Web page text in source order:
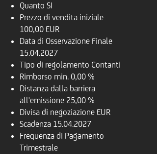
Quanto SI
Prezzo di vendita iniziale
100,00 EUR
Data di Osservazione Finale
15.04.2027
Tipo di regolamento Contanti
Rimborso min. 0,00 %
Distanza dalla barriera
all'emissione 25,00 %
Divisa di negoziazione EUR
Scadenza 15.04.2027
Frequenza di Pagamento
Trimestrale